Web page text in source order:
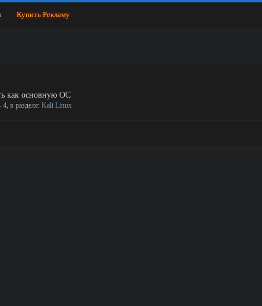
как основную ОС
4, в разделе: Kali Linux
Купить Рекламу